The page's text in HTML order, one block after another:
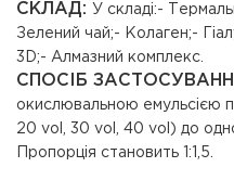
СКЛАД: У складі:-
Зелений чай;- Колаген;-
3D;- Алмазний комплекс.
СПОСІБ
окислювальною емульсією
20 vol, 30 vol, 40 vol) до
Пропорція становить 1:1,5.